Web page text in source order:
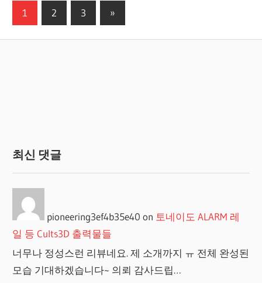
글
1 2 3
Next
Posts
»
최신 댓글
pioneering3ef4b35e40 on 토네이도 ALARM 레
일 등 Cults3D 출력물들
너무나 정성스런 리뷰네요. 제 소개까지 ㅠ 전체 완성된
모습 기대하겠습니다~ 의뢰 감사드립…